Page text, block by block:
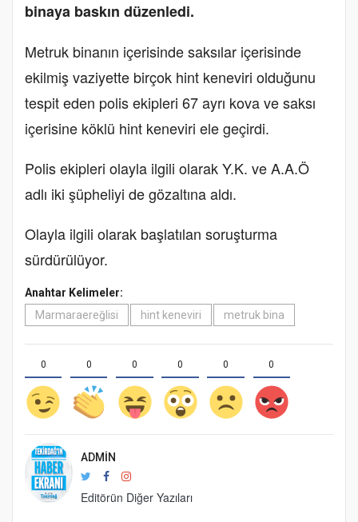
binaya baskın düzenledi.
Metruk binanın içerisinde saksılar içerisinde
ekilmiş vaziyette birçok hint keneviri olduğunu
tespit eden polis ekipleri 67 ayrı kova ve saksı
içerisine köklü hint keneviri ele geçirdi.
Polis ekipleri olayla ilgili olarak Y.K. ve A.A.Ö
adlı iki şüpheliyi de gözaltına aldı.
Olayla ilgili olarak başlatılan soruşturma
sürdürülüyor.
Anahtar Kelimeler:
Marmaraereğlisi
hint keneviri metruk bina
0 0 0 0 0 0
ADMIN
Editörün Diğer Yazıları